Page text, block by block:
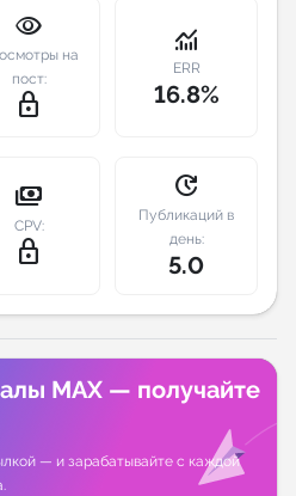
visibility
на
пост:
lock_outline
monitoring
ERR
16.8%
payments
CPV:
lock_outline
update
Публикаций в
день:
5.0
MAX — получайте
— и зарабатывайте с каждой